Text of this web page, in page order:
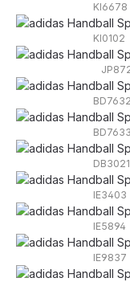
KI6678
KI0102
BD7632
BD7633
DB3021
IE3403
IE5894
IE9837